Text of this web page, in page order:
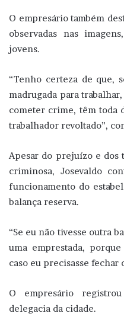
O empresário também
observadas nas
jovens.
“Tenho certeza de que,
madrugada para
cometer crime, têm toda
trabalhador revoltado”,
Apesar do prejuízo e dos
criminosa, Josevaldo
funcionamento do
balança reserva.
“Se eu não tivesse outra
uma emprestada,
caso eu precisasse fechar
O empresário
delegacia da cidade.